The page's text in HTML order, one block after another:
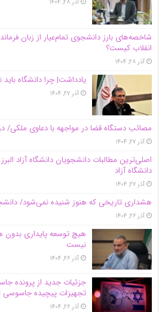
آذر ۲۸, ۱۴۰۴
شاخصه‌های بارز دانشجوی تمام‌عیار از زبان
انقلاب کیست؟
آذر ۲۸, ۱۴۰۴
یادداشت| چرا دانشگاه
آذر ۲۷, ۱۴۰۴
مصائب دستگاه قضا در مواجهه با دعاوی ملکی/
آذر ۲۷, ۱۴۰۴
اصلی‌ترین مطالبات دانشجویان دانشگاه آزاد
دانشگاه آز‌اد
آذر ۲۷, ۱۴۰۴
هشداری تاریخی که هنوز شنیده نمی‌شود/
آذر ۲۶, ۱۴۰۴
هیچ توسعه پایداری
نیست
آذر ۲۶, ۱۴۰۴
جزئیات جدید از پرونده
تجهیزات پیچیده جاسوسی
آذر ۲۶, ۱۴۰۴